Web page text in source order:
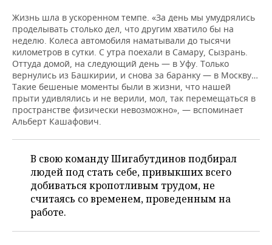
Жизнь шла в ускоренном темпе. «За день мы умудрялись
проделывать столько дел, что другим хватило бы на
неделю. Колеса автомобиля наматывали до тысячи
километров в сутки. С утра поехали в Самару, Сызрань.
Оттуда домой, на следующий день — в Уфу. Только
вернулись из Башкирии, и снова за баранку — в Москву…
Такие бешеные моменты были в жизни, что нашей
прыти удивлялись и не верили, мол, так перемещаться в
пространстве физически невозможно», — вспоминает
Альберт Кашафович.
В свою команду Шигабутдинов подбирал
людей под стать себе, привыкших всего
добиваться кропотливым трудом, не
считаясь со временем, проведенным на
работе.